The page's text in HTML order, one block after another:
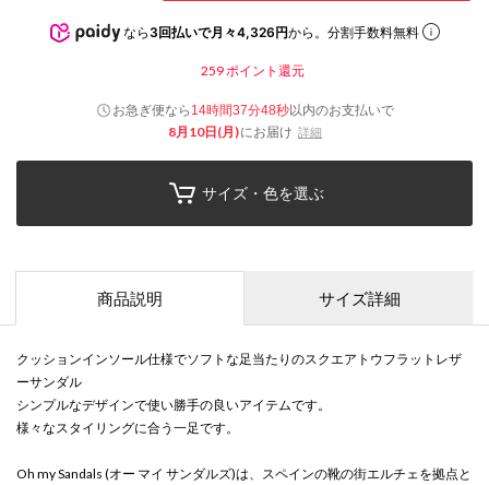
なら 3回払いで月々4,326円から。分割手数料無料
259 ポイント還元
お急ぎ便なら 14時間37分47秒以内のお支払いで
8月10日(月)にお届け 詳細
サイズ・色を選ぶ
商品説明 サイズ詳細
クッションインソール仕様でソフトな足当たりのスクエアトウフラットレザ
ーサンダル
シンプルなデザインで使い勝手の良いアイテムです。
様々なスタイリングに合う一足です。
Oh my Sandals (オー マイ サンダルズ)は、スペインの靴の街エルチェを拠点と